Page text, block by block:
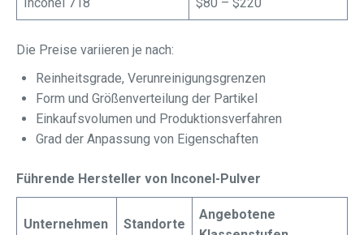
Die Preise variieren je nach:
Reinheitsgrade, Verunreinigungsgrenzen
Form und Größenverteilung der Partikel
Einkaufsvolumen und Produktionsverfahren
Grad der Anpassung von Eigenschaften
Führende Hersteller von Inconel-Pulver
Unternehmen Standorte
Angebotene